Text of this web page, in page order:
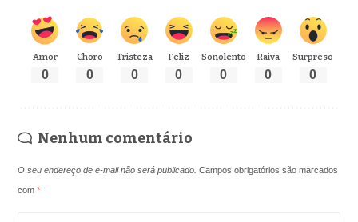
Amor
0
Choro
0
Tristeza
0
Feliz
0
Sonolento
0
Raiva
0
Surpreso
0
Nenhum comentário
O seu endereço de e-mail não será publicado. Campos obrigatórios são marcados
com*